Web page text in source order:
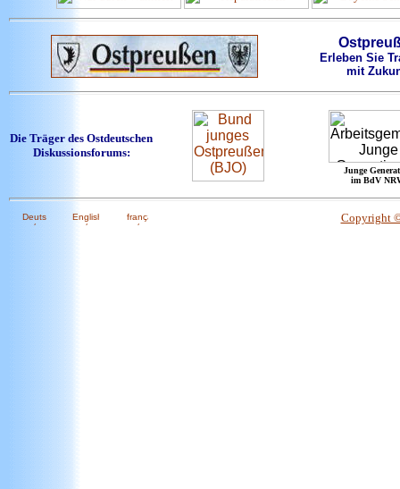
Erleben Sie
mit
Die Träger des Ostdeutschen
Diskussionsforums:
Junge
im BdV
Copyright